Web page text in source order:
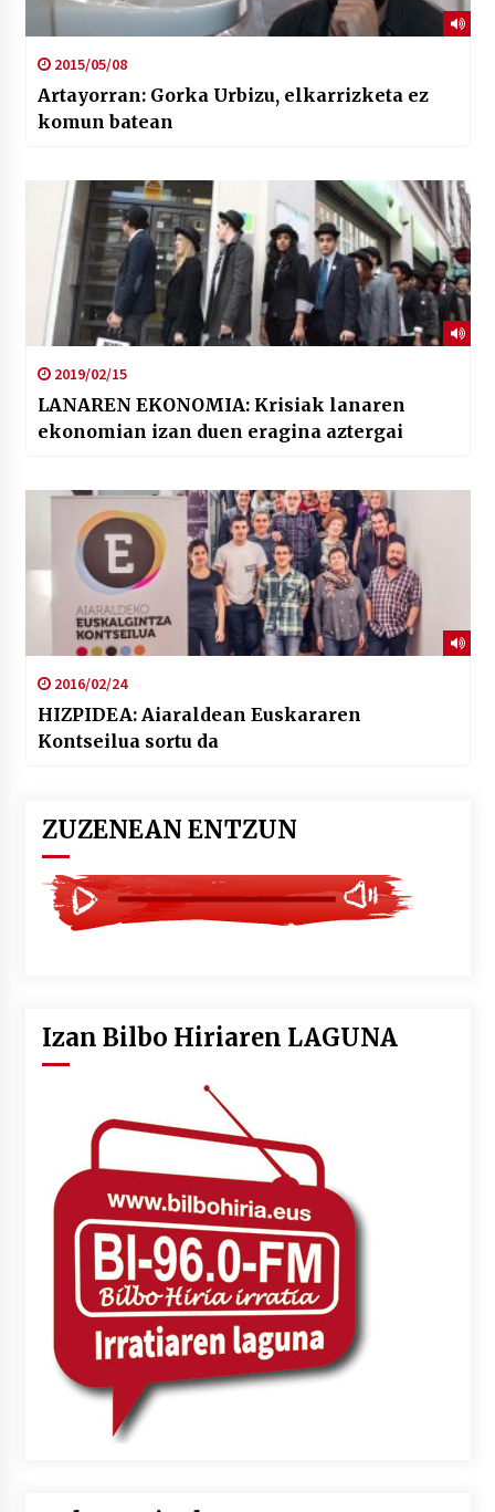
2015/05/08
Artayorran: Gorka Urbizu, elkarrizketa ez
komun batean
2019/02/15
LANAREN EKONOMIA: Krisiak lanaren
ekonomian izan duen eragina aztergai
2016/02/24
HIZPIDEA: Aiaraldean Euskararen
Kontseilua sortu da
ZUZENEAN ENTZUN
Izan Bilbo Hiriaren LAGUNA